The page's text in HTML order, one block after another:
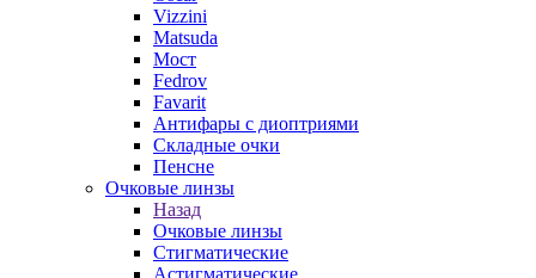
Vizzini
Matsuda
Мост
Fedrov
Favarit
Антифары с диоптриями
Складные очки
Пенсне
Очковые линзы
Назад
Очковые линзы
Стигматические
Астигматические